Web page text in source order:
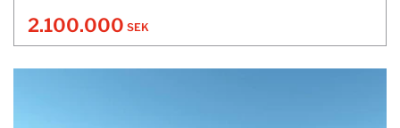
2.100.000 SEK